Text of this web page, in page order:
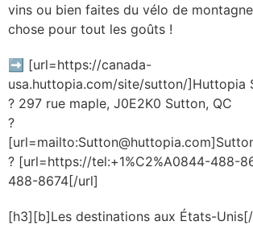
vins ou bien faites du vélo de
chose pour tout les goûts !
➡️ [url=https://canada-
usa.huttopia.com/site/sutton/]Huttopia
? 297 rue maple, J0E2K0 Sutton, QC
?
[url=mailto:Sutton@huttopia.com]
? [url=https://tel:+1%C2%A0844-488-
488-8674[/url]
[h3][b]Les destinations aux États-